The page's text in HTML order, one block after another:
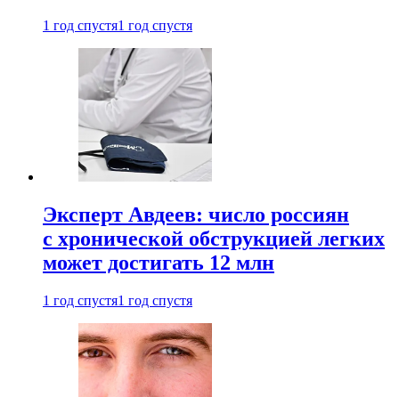
1 год спустя1 год спустя
Эксперт Авдеев: число россиян
с хронической обструкцией легких
может достигать 12 млн
1 год спустя1 год спустя